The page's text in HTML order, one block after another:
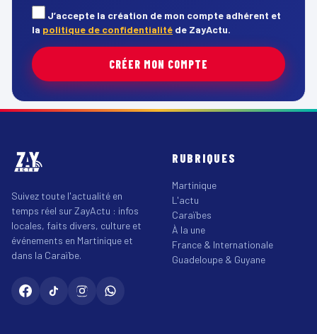
J’accepte la création de mon compte adhérent et
la politique de confidentialité de ZayActu.
CRÉER MON COMPTE
Suivez toute l'actualité en
temps réel sur ZayActu : infos
locales, faits divers, culture et
événements en Martinique et
dans la Caraïbe.
RUBRIQUES
Martinique
L'actu
Caraïbes
À la une
France & Internationale
Guadeloupe & Guyane